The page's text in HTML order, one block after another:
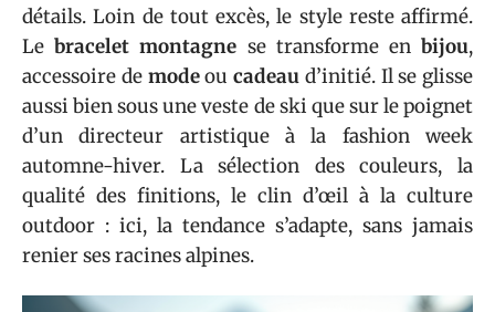
détails. Loin de tout excès, le style reste affirmé.
Lebracelet montagne se transforme enbijou,
accessoire de modeou cadeau d’initié. Il se glisse
aussi bien sous une veste de ski que sur le poignet
d’un directeur artistique à la fashion week
automne-hiver. La sélection des couleurs, la
qualité des finitions, le clin d’œil à la culture
outdoor : ici, la tendance s’adapte, sans jamais
renier ses racines alpines.